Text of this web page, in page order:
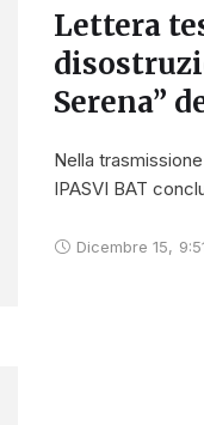
Lettera
Serena”
Nella
IPASVI BAT
Dicembre 15,